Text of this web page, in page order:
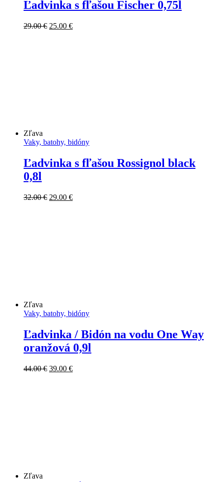
Ľadvinka s fľašou Fischer 0,75l
29.00€ Pôvodná
25.00 €Aktuálna
Zľava
Vaky, batohy, bidóny
Ľadvinka s fľašou Rossignol black
0,8l
32.00€ Pôvodná
29.00 €Aktuálna
Zľava
Vaky, batohy, bidóny
Ľadvinka / Bidón na vodu One Way
oranžová 0,9l
44.00€ Pôvodná
39.00 €Aktuálna
Zľava